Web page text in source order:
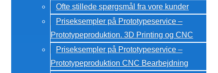
Ofte stillede spørgsmål fra vore kunder
Priseksempler på Prototypeservice –
Prototypeproduktion. 3D Printing og CNC
Priseksempler på Prototypeservice –
Prototypeproduktion CNC Bearbejdning